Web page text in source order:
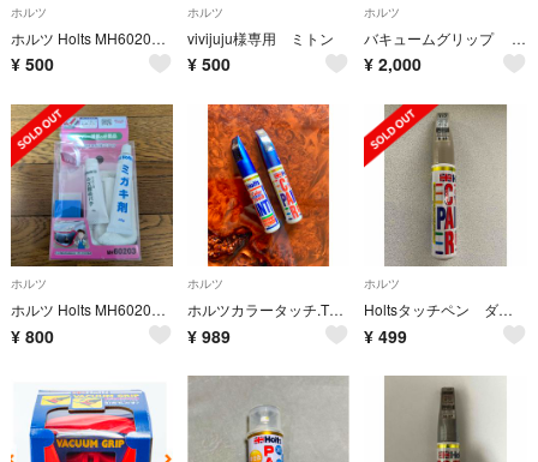
ホルツ
ホルツ Holts MH60202 ペイントヘルパー
¥ 500
ホルツ
vivijuju様専用 ミトン
¥ 500
ホルツ
バキュームグリップ （車凹み直し吸盤）
¥ 2,000
ホルツ
ホルツ Holts MH60203 バンパーキズ直し安心セット
¥ 800
ホルツ
ホルツカラータッチ.T68.8G5、トヨタ他20ml+15mI.週末値引き
¥ 989
ホルツ
Holtsタッチペン ダイハツ専用 シャンパンメタリックオパール T17
¥ 499